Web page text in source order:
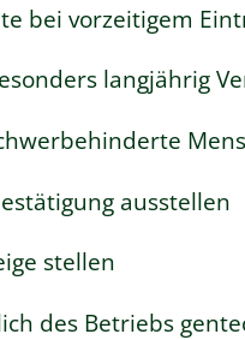
bei vorzeitigem
langjährig
ausstellen
stellen
des Betriebs